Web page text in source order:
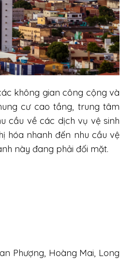
không gian công cộng và
cư cao tầng, trung tâm
cầu về các dịch vụ vệ sinh
hóa nhanh đến nhu cầu vệ
này đang phải đối mặt.
Phượng, Hoàng Mai, Long